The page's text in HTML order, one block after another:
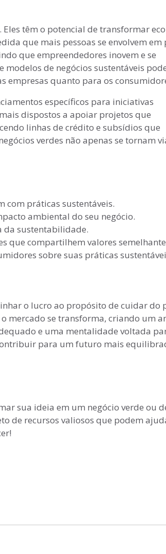
têm o potencial de transformar
que mais pessoas se envolvem em
que empreendedores inovem e se
de negócios sustentáveis
empresas quanto para os
específicos para iniciativas
dispostos a apoiar projetos que
linhas de crédito e subsídios que
verdes não apenas se tornam
com práticas sustentáveis.
ambiental do seu negócio.
da sustentabilidade.
que compartilhem valores
sobre suas práticas
o lucro ao propósito de cuidar do
mercado se transforma, criando um
e uma mentalidade voltada
para um futuro mais
sua ideia em um negócio verde ou
de recursos valiosos que podem